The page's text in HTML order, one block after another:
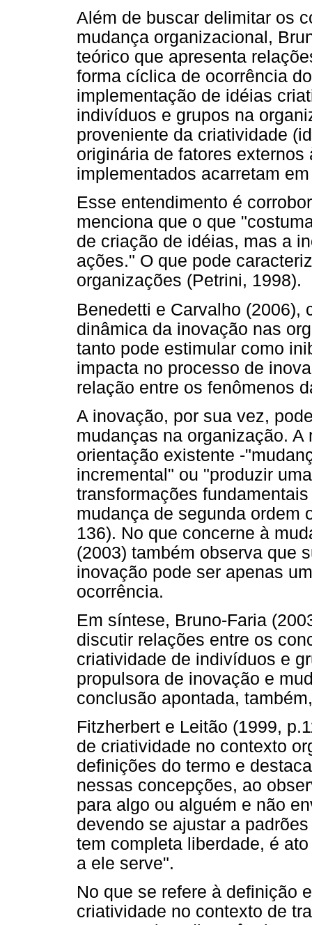
Além de buscar delimitar os
mudança organizacional,
teórico que apresenta
forma cíclica de ocorrência
implementação de idéias
indivíduos e grupos na
proveniente da criatividade
originária de fatores
implementados acarretam
Esse entendimento é
menciona que o que
de criação de idéias, mas a
ações." O que pode
organizações (Petrini, 1998).
Benedetti e Carvalho (2006),
dinâmica da inovação nas
tanto pode estimular como
impacta no processo de
relação entre os fenômenos
A inovação, por sua vez,
mudanças na organização.
orientação existente -
incremental" ou "produzir
transformações
mudança de segunda ordem
136). No que concerne à
(2003) também observa que
inovação pode ser apenas
ocorrência.
Em síntese, Bruno-Faria
discutir relações entre os
criatividade de indivíduos e
propulsora de inovação e
conclusão apontada,
Fitzherbert e Leitão (1999,
de criatividade no contexto
definições do termo e
nessas concepções, ao
para algo ou alguém e não
devendo se ajustar a
tem completa liberdade, é
a ele serve".
No que se refere à definição
criatividade no contexto de